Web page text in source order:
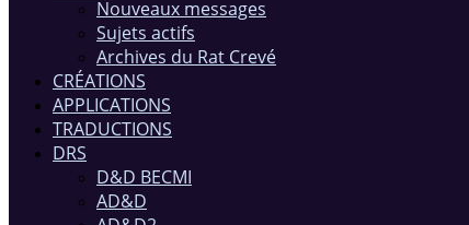
Nouveaux messages
Sujets actifs
Archives du Rat Crevé
CRÉATIONS
APPLICATIONS
TRADUCTIONS
DRS
D&D BECMI
AD&D